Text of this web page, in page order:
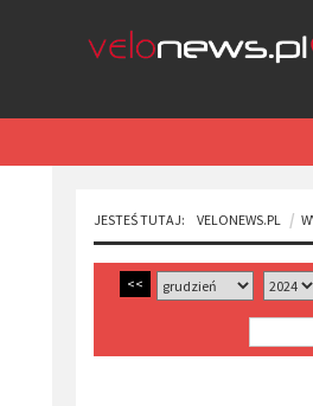
JESTEŚ TUTAJ: VELONEWS.PL
<<